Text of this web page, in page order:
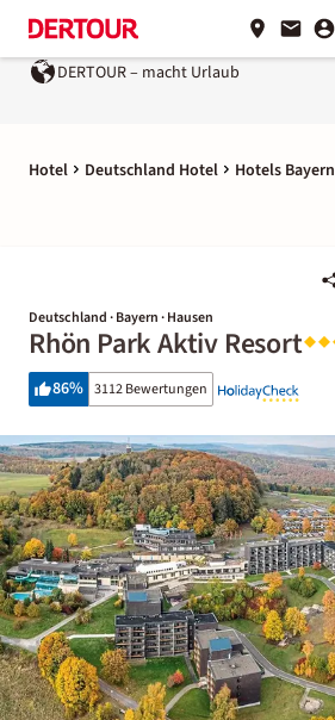
– macht Urlaub
Hotel Deutschland Hotel Hotels Bayern
Deutschland · Bayern · Hausen
Rhön Park Aktiv Resort
86% 3112 Bewertungen